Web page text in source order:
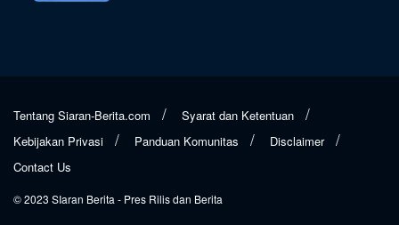
Tentang Siaran-Berita.com
Syarat dan Ketentuan
Kebijakan Privasi
Panduan Komunitas
Disclaimer
Contact Us
© 2023 SIaran Berita - Pres Rilis dan Berita